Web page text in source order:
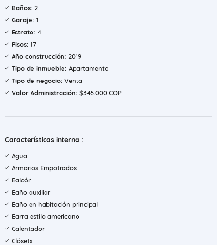
Baños: 2
Garaje: 1
Estrato: 4
Pisos: 17
Año construcción: 2019
Tipo de inmueble: Apartamento
Tipo de negocio: Venta
Valor Administración: $345.000 COP
Características interna :
Agua
Armarios Empotrados
Balcón
Baño auxiliar
Baño en habitación principal
Barra estilo americano
Calentador
Clósets